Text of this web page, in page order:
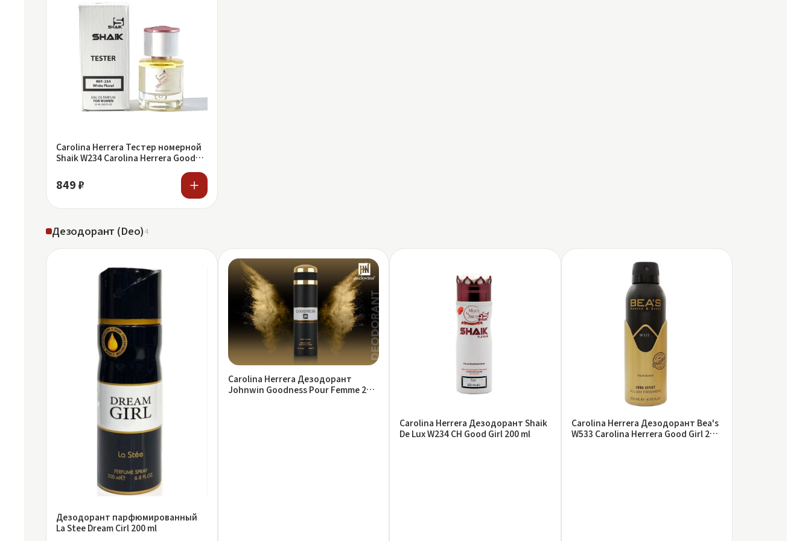
Carolina Herrera Тестер номерной
Shaik W234 Carolina Herrera Good
849 ₽
Дезодорант (Deo)4
Дезодорант парфюмированный
La Stee Dream Cirl 200 ml
Carolina Herrera Дезодорант
Johnwin Goodness Pour Femme 200
Carolina Herrera Дезодорант Shaik
De Lux W234 CH Good Girl 200 ml
Carolina Herrera Дезодорант Bea's
W533 Carolina Herrera Good Girl 200